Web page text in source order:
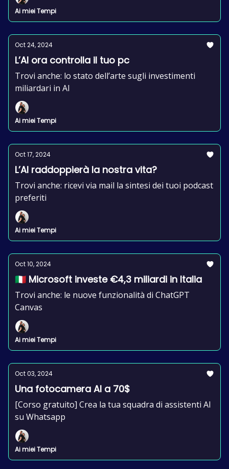
Ai miei Tempi
Oct 24, 2024
L’AI ora controlla il tuo pc
Trovi anche: lo stato dell’arte sugli investimenti
miliardari in AI
Ai miei Tempi
Oct 17, 2024
L’AI raddoppierà la nostra vita?
Trovi anche: ricevi via mail la sintesi dei tuoi podcast
preferiti
Ai miei Tempi
Oct 10, 2024
🇮🇹 Microsoft investe €4,3 miliardi in Italia
Trovi anche: le nuove funzionalità di ChatGPT
Canvas
Ai miei Tempi
Oct 03, 2024
Una fotocamera AI a 70$
[Corso gratuito] Crea la tua squadra di assistenti AI
su Whatsapp
Ai miei Tempi